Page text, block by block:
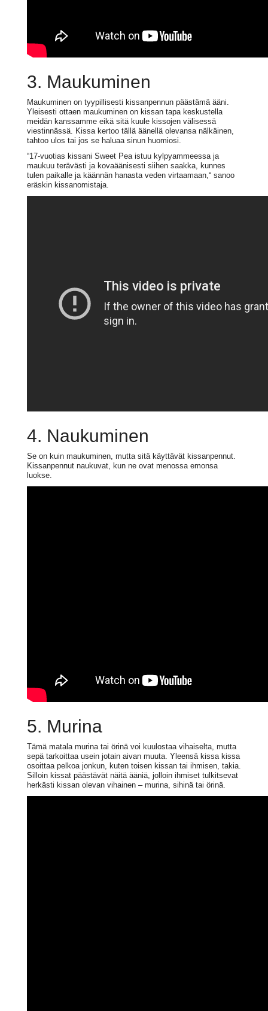
3. Maukuminen
Maukuminen on tyypillisesti kissanpennun päästämä ääni.
Yleisesti ottaen maukuminen on kissan tapa keskustella
meidän kanssamme eikä sitä kuule kissojen välisessä
viestinnässä. Kissa kertoo tällä äänellä olevansa nälkäinen,
tahtoo ulos tai jos se haluaa sinun huomiosi.
“17-vuotias kissani Sweet Pea istuu kylpyammeessa ja
maukuu terävästi ja kovaäänisesti siihen saakka, kunnes
tulen paikalle ja käännän hanasta veden virtaamaan,“ sanoo
eräskin kissanomistaja.
4. Naukuminen
Se on kuin maukuminen, mutta sitä käyttävät kissanpennut.
Kissanpennut naukuvat, kun ne ovat menossa emonsa
luokse.
5. Murina
Tämä matala murina tai örinä voi kuulostaa vihaiselta, mutta
sepä tarkoittaa usein jotain aivan muuta. Yleensä kissa kissa
osoittaa pelkoa jonkun, kuten toisen kissan tai ihmisen, takia.
Silloin kissat päästävät näitä ääniä, jolloin ihmiset tulkitsevat
herkästi kissan olevan vihainen – murina, sihinä tai örinä.